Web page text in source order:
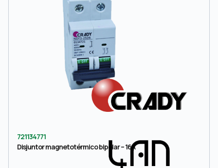
721134771
Disjuntor magnetotérmico bipolar – 16A